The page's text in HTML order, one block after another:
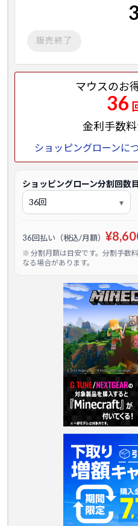
販売終了
マウスのお
36
金利手数
ショッピングローンに
ショッピングローン分割回数
36回払い（税込/月額）
※ 分割月額は目安です。分割手数
なる場合があります。